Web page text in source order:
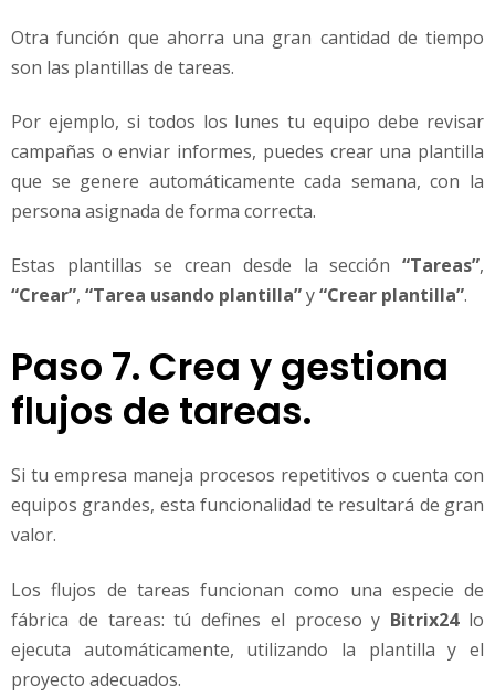
Otra función que ahorra una gran cantidad de tiempo
son las plantillas de tareas.
Por ejemplo, si todos los lunes tu equipo debe revisar
campañas o enviar informes, puedes crear una plantilla
que se genere automáticamente cada semana, con la
persona asignada de forma correcta.
Estas plantillas se crean desde la sección “Tareas”,
“Crear”, “Tarea usando plantilla”y“Crear plantilla”.
Paso 7. Crea y gestiona
flujos de tareas.
Si tu empresa maneja procesos repetitivos o cuenta con
equipos grandes, esta funcionalidad te resultará de gran
valor.
Los flujos de tareas funcionan como una especie de
fábrica de tareas: tú defines el proceso y Bitrix24lo
ejecuta automáticamente, utilizando la plantilla y el
proyecto adecuados.